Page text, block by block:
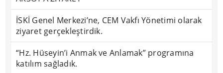
İSKİ Genel Merkezi’ne, CEM Vakfı Yönetimi olarak
ziyaret gerçekleştirdik.
“Hz. Hüseyin’i Anmak ve Anlamak” programına
katılım sağladık.